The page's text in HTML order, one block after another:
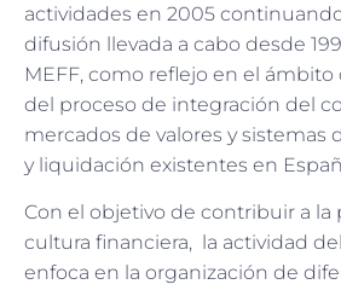
actividades en 2005
difusión llevada a cabo desde
MEFF, como reflejo en el
del proceso de integración del
mercados de valores y sistemas
y liquidación existentes en
Con el objetivo de contribuir a la
cultura financiera, la actividad
enfoca en la organización de